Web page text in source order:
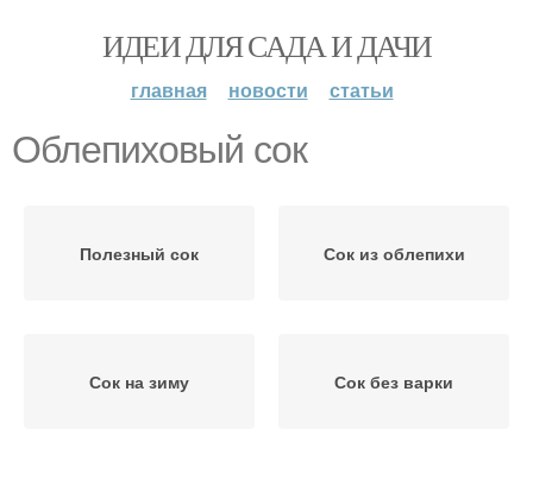
ИДЕИ ДЛЯ САДА И ДАЧИ
главная новости статьи
Облепиховый сок
Полезный сок Сок из облепихи
Сок на зиму Сок без варки